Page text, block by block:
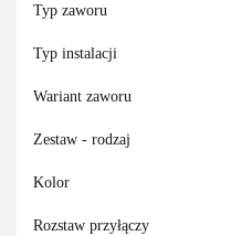
Typ zaworu
Typ instalacji
Wariant zaworu
Zestaw - rodzaj
Kolor
Rozstaw przyłączy